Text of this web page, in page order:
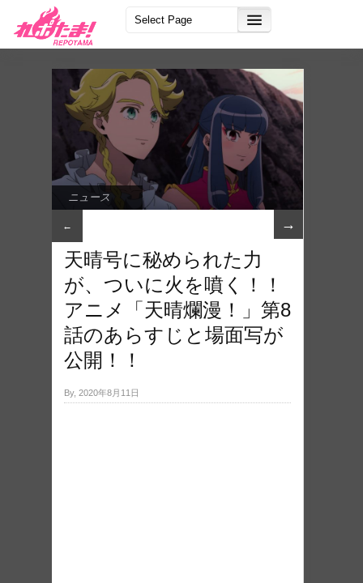
ニュース
← →
天晴号に秘められた力
が、ついに火を噴く！！
アニメ「天晴爛漫！」第8
話のあらすじと場面写が
公開！！
By, 2020年8月11日